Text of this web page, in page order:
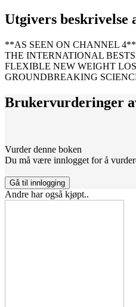
Utgivers beskrivelse
**AS SEEN ON CHANNEL
THE INTERNATIONAL
FLEXIBLE NEW WEIGHT
GROUNDBREAKING
Brukervurderinger
Vurder denne boken
Du må være innlogget for å
Gå til innlogging
Andre har også kjøpt..